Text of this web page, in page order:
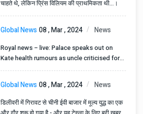
चाहते थे, लेकिन प्रिंस विलियम की प्राथमिकता थी...।
Global News08 , Mar , 2024 News
Royal news – live: Palace speaks out on
Kate health rumours as uncle criticised for
‘putting spotlight’ on her
Global News08 , Mar , 2024 News
डिलीवरी में गिरावट से चीनी ईवी बाजार में मूल्य युद्ध का एक